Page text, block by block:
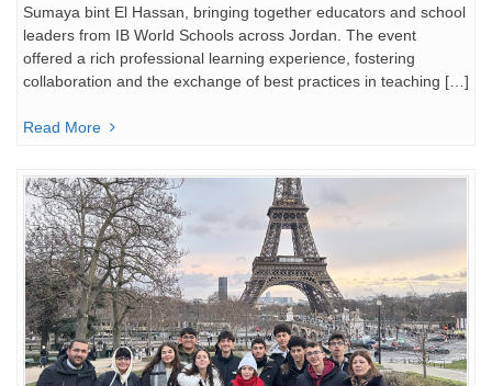
Sumaya bint El Hassan, bringing together educators and school
leaders from IB World Schools across Jordan. The event
offered a rich professional learning experience, fostering
collaboration and the exchange of best practices in teaching […]
Read More